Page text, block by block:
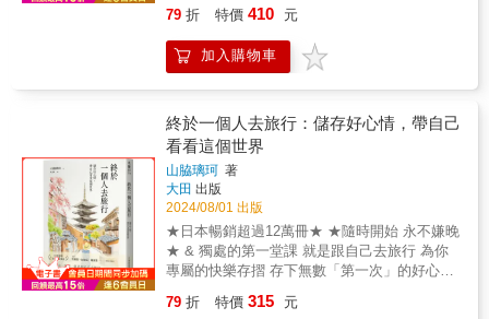
無畏的步伐，拎起行囊、背起相機，將沿途美
因為觀點不同，所感受的自然風景與文化面貌
不同，將這可貴記錄下來。 ‧做為年輕人，展現
勇氣之際，為心靈成長蛻變，應做哪些充實與
歷和感悟；並藉此向世界展示，即使曾經是一
個陌生的旅行者，但現在是一個堅強的追夢
者，願意勇敢面對未知，追求生命中更多的可
能性。 ‧走在每個國家，昱欣對自己都有個小定
義，從第一頁到最後一頁，和昱欣一起年輕了
迷茫和困惑的人們，勇敢探索世界的角落，尋
找真正的自己，踏上屬於自己的旅程。 本書特
色 這不只是一本旅遊實用指南與札記， 更是一
本關於心靈救贖的書， 分享關於成長、勇氣、
79 折 特價 410 元
加入購物車
終於一個人去旅行：儲存好心情，帶自己
看看這個世界
山脇璃珂 著
大田 出版
2024/08/01 出版
★日本暢銷超過12萬冊★ ★隨時開始 永不嫌晚
★ & 獨處的第一堂課 就是跟自己去旅行 為你
專屬的快樂存摺 存下無數「第一次」的好心情
作家王蘭芬 彭菊仙 韓良憶 感同身受推薦
79 折 特價 315 元